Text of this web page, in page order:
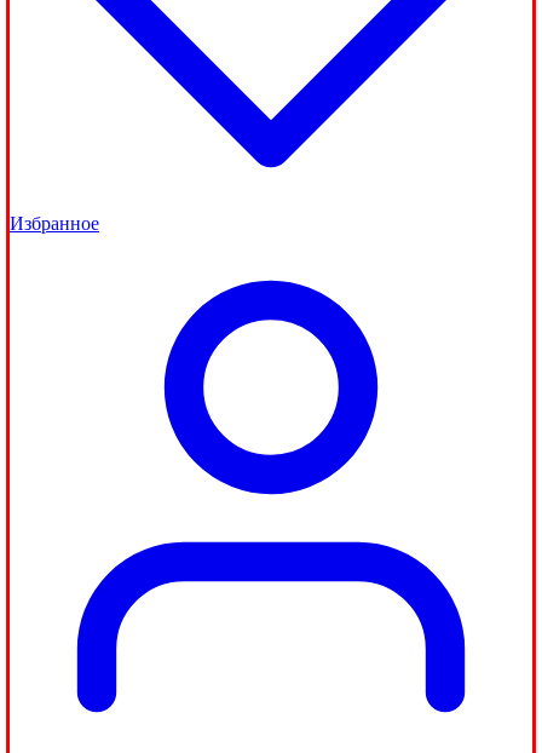
Избранное